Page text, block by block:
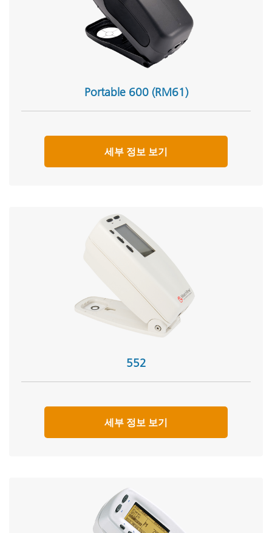
Portable 600 (RM61)
세부 정보 보기
552
세부 정보 보기